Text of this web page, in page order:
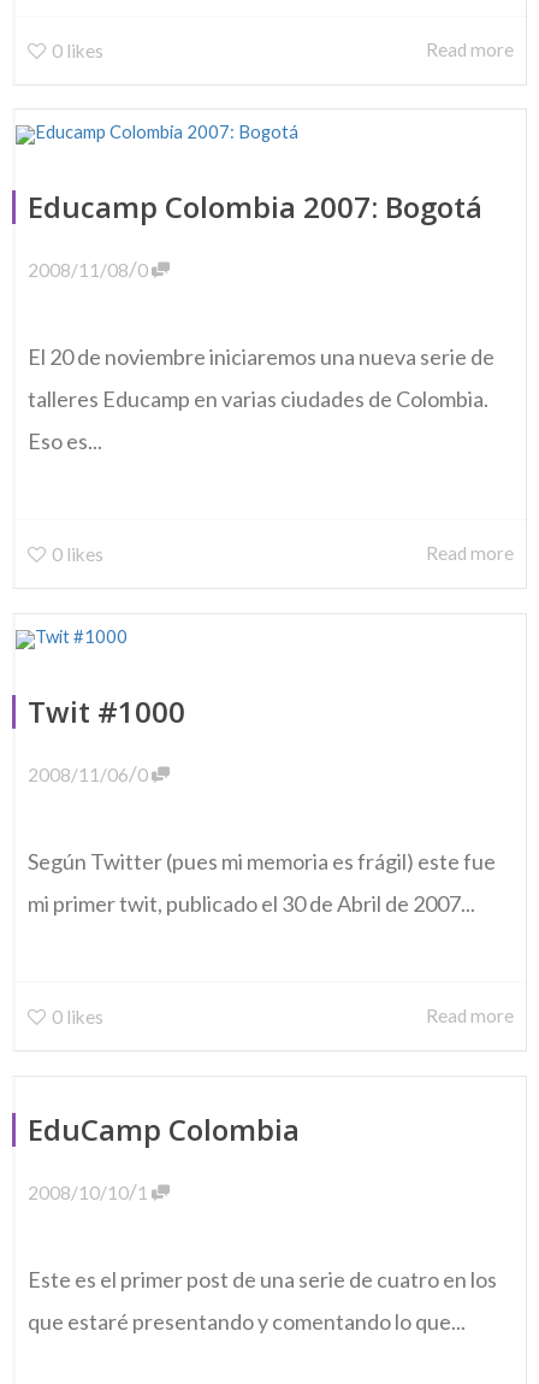
0 likes Read more
Educamp Colombia 2007: Bogotá
2008/11/08/0
El 20 de noviembre iniciaremos una nueva serie de
talleres Educamp en varias ciudades de Colombia.
Eso es...
0 likes Read more
Twit #1000
2008/11/06/0
Según Twitter (pues mi memoria es frágil) este fue
mi primer twit, publicado el 30 de Abril de 2007...
0 likes Read more
EduCamp Colombia
2008/10/10/1
Este es el primer post de una serie de cuatro en los
que estaré presentando y comentando lo que...